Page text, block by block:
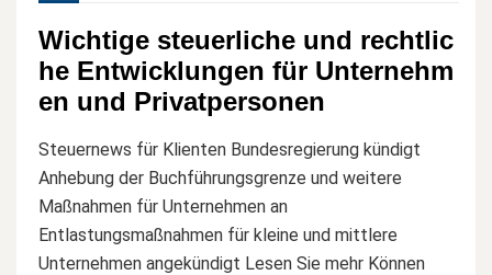
Wichtige steuerliche und rechtlic
he Entwicklungen für Unternehm
en und Privatpersonen
Steuernews für Klienten Bundesregierung kündigt
Anhebung der Buchführungsgrenze und weitere
Maßnahmen für Unternehmen an
Entlastungsmaßnahmen für kleine und mittlere
Unternehmen angekündigt Lesen Sie mehr Können